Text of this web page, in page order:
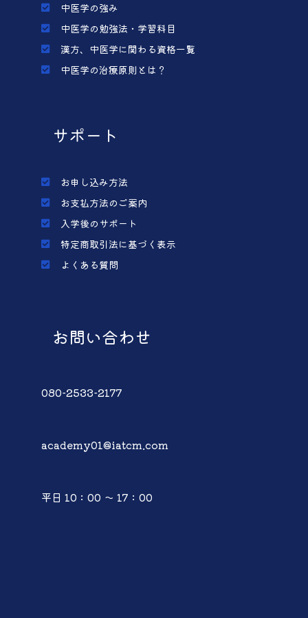
中医学の強み
中医学の勉強法・学習科目
漢方、中医学に関わる資格一覧
中医学の治療原則とは？
サポート
お申し込み方法
お支払方法のご案内
入学後のサポート
特定商取引法に基づく表示
よくある質問
お問い合わせ
080-2533-2177
academy01@iatcm.com
平日 10：00 ～ 17：00